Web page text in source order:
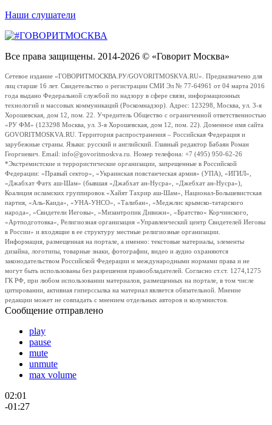
Наши слушатели
Все права защищены. 2014-2026 © «Говорит Москва»
Сетевое издание «ГОВОРИТМОСКВА.РУ/GOVORITMOSKVA.RU». Предназначено для
лиц старше 16 лет. Свидетельство о регистрации СМИ Эл № 77-64961 от 04 марта 2016
года выдано Федеральной службой по надзору в сфере связи, информационных
технологий и массовых коммуникаций (Роскомнадзор). Адрес: 123298, Москва, ул. 3-я
Хорошевская, дом 12, пом. 22. Учредитель Общество с ограниченной ответственностью
«РУ ФМ» (123298 Москва, ул. 3-я Хорошевская, дом 12, пом. 22). Доменное имя сайта
GOVORITMOSKVA.RU. Территория распространения – Российская Федерация и
зарубежные страны. Языки: русский и английский. Главный редактор Бабаян Роман
Георгиевич. Email: info@govoritmoskva.ru. Номер телефона: +7 (495) 950-62-26
*Экстремистские и террористические организации, запрещенные в Российской
Федерации: «Правый сектор», «Украинская повстанческая армия» (УПА), «ИГИЛ»,
«Джабхат Фатх аш-Шам» (бывшая «Джабхат ан-Нусра», «Джебхат ан-Нусра»),
Коалиция исламских группировок «Хайят Тахрир аш-Шам», Национал-Большевистская
партия, «Аль-Каида», «УНА-УНСО», «Талибан», «Меджлис крымско-татарского
народа», «Свидетели Иеговы», «Мизантропик Дивижн», «Братство» Корчинского,
«Артподготовка», Религиозная организация «Управленческий центр Свидетелей Иеговы
в России» и входящие в ее структуру местные религиозные организации.
Информация, размещенная на портале, а именно: текстовые материалы, элементы
дизайна, логотипы, товарные знаки, фотографии, видео и аудио охраняются
законодательством Российской Федерации и международными нормами права и не
могут быть использованы без разрешения правообладателей. Согласно ст.ст. 1274,1275
ГК РФ, при любом использовании материалов, размещенных на портале, в том числе
цитировании, активная гиперссылка на материал является обязательной. Мнение
редакции может не совпадать с мнением отдельных авторов и колумнистов.
Сообщение отправлено
play
pause
mute
unmute
max volume
02:01
-01:27